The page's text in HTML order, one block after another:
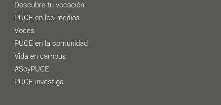
Descubre tu vocación
PUCE en los medios
Voces
PUCE en la comunidad
Vida en campus
#SoyPUCE
PUCE investiga